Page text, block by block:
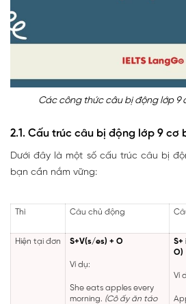
Các công thức câu bị động lớp 9
2.1. Cấu trúc câu bị động lớp 9 cơ
Dưới đây là một số cấu trúc câu bị
bạn cần nắm vững:
Thì Câu chủ động
Hiện tại đơn S+V(s/es) + O
Ví dụ:
She eats apples every
morning. (Cô ấy ăn táo
O)
Ví